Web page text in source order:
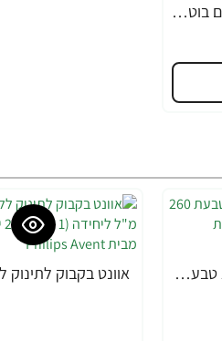
מאמי קר סבון עשוי רכיבים בוטאניים ואורגניים - 400 מ"ל
אוונט בקבוק לתינוק ללא טבעת 260 מ"ל (1 חודש+) 1 יחידה - מבית Philips Avent -22%